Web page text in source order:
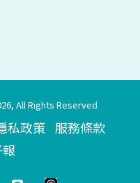
All Rights Reserved
私政策 服務條款